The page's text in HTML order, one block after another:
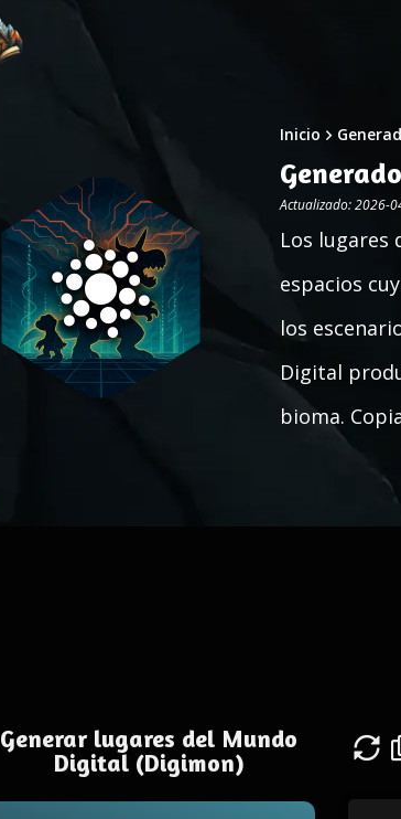
Inicio
Actualizado: 2026-
Los lugares
espacios
los
Digital
bioma.
Generar lugares del Mundo
Digital (Digimon)